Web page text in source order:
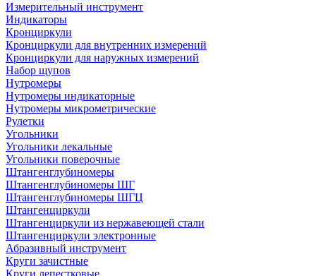
Измерительный инструмент
Индикаторы
Кронциркули
Кронциркули для внутренних измерений
Кронциркули для наружных измерений
Набор щупов
Нутромеры
Нутромеры индикаторные
Нутромеры микрометрические
Рулетки
Угольники
Угольники лекальные
Угольники поверочные
Штангенглубиномеры
Штангенглубиномеры ШГ
Штангенглубиномеры ШГЦ
Штангенциркули
Штангенциркули из нержавеющей стали
Штангенциркули электронные
Абразивный инструмент
Круги зачистные
Круги лепестковые